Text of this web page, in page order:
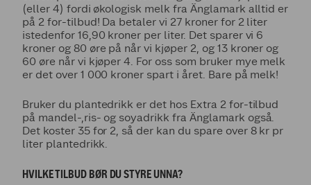
(eller 4) fordi økologisk melk fra Änglamark alltid er
på 2 for-tilbud! Da betaler vi 27 kroner for 2 liter
istedenfor 16,90 kroner per liter. Det sparer vi 6
kroner og 80 øre på når vi kjøper 2, og 13 kroner og
60 øre når vi kjøper 4. For oss som bruker mye melk
er det over 1 000 kroner spart i året. Bare på melk!
Bruker du plantedrikk er det hos Extra 2 for-tilbud
på mandel-,ris- og soyadrikk fra Änglamark også.
Det koster 35 for 2, så der kan du spare over 8 kr pr
liter plantedrikk.
HVILKE TILBUD BØR DU STYRE UNNA?